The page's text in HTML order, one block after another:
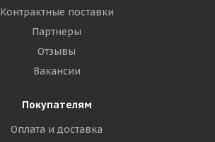
Контрактные поставки
Партнеры
Отзывы
Вакансии
Покупателям
Оплата и доставка